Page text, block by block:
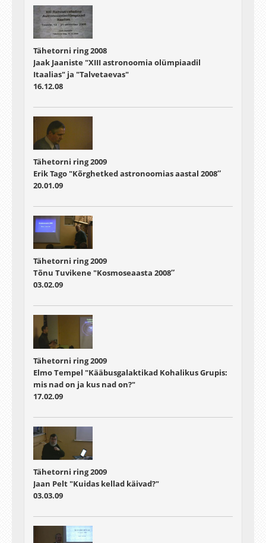
Tähetorni ring 2008
Jaak Jaaniste "XIII astronoomia olümpiaadil
Itaalias" ja "Talvetaevas"
16.12.08
Tähetorni ring 2009
Erik Tago "Kõrghetked astronoomias aastal 2008″
20.01.09
Tähetorni ring 2009
Tõnu Tuvikene "Kosmoseaasta 2008″
03.02.09
Tähetorni ring 2009
Elmo Tempel "Kääbusgalaktikad Kohalikus Grupis:
mis nad on ja kus nad on?"
17.02.09
Tähetorni ring 2009
Jaan Pelt "Kuidas kellad käivad?"
03.03.09